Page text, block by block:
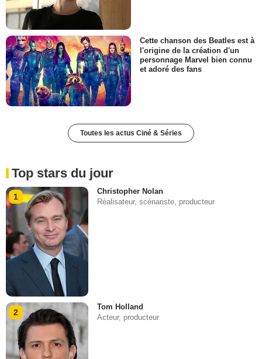
Cette chanson des Beatles est à
l'origine de la création d'un
personnage Marvel bien connu
et adoré des fans
Toutes les actus Ciné & Séries
Top stars du jour
1
Christopher Nolan
Réalisateur, scénariste, producteur
2
Tom Holland
Acteur, producteur